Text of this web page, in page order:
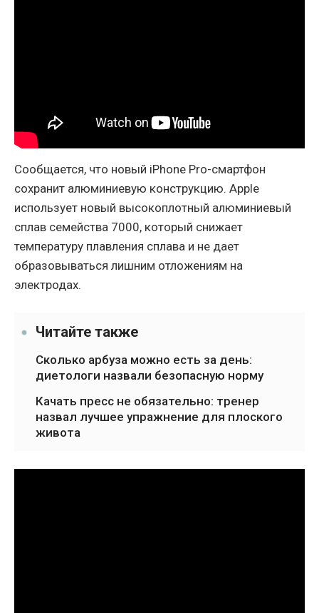
Сообщается, что новый iPhone Pro-смартфон
сохранит алюминиевую конструкцию. Apple
использует новый высокоплотный алюминиевый
сплав семейства 7000, который снижает
температуру плавления сплава и не дает
образовываться лишним отложениям на
электродах.
Читайте также
Сколько арбуза можно есть за день:
диетологи назвали безопасную норму
Качать пресс не обязательно: тренер
назвал лучшее упражнение для плоского
живота